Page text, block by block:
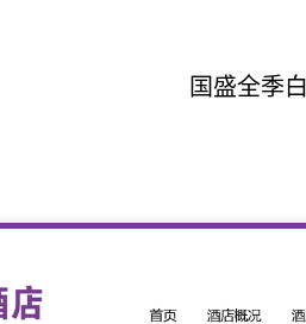
国盛全季